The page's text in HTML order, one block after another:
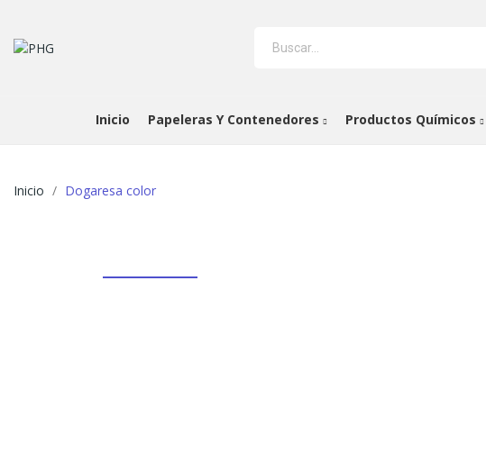
Inicio Papeleras Y Contenedores Productos Químicos
Inicio Dogaresa color